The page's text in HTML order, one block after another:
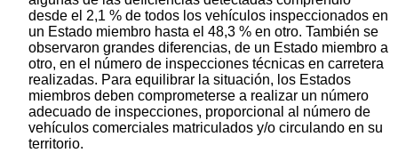
desde el 2,1 % de todos los vehículos inspeccionados en
un Estado miembro hasta el 48,3 % en otro. También se
observaron grandes diferencias, de un Estado miembro a
otro, en el número de inspecciones técnicas en carretera
realizadas. Para equilibrar la situación, los Estados
miembros deben comprometerse a realizar un número
adecuado de inspecciones, proporcional al número de
vehículos comerciales matriculados y/o circulando en su
territorio.